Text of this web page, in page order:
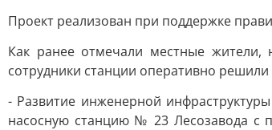
Проект реализован при поддержке
Как ранее отмечали местные жители,
сотрудники станции оперативно
- Развитие инженерной
насосную станцию № 23 Лесозавода с